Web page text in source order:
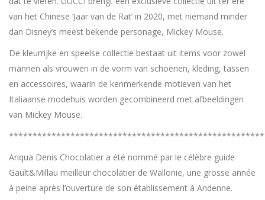
van het Chinese ‘Jaar van de Rat’ in 2020, met niemand minder
dan Disney’s meest bekende personage, Mickey Mouse.
De kleurrijke en speelse collectie bestaat uit items voor zowel
mannen als vrouwen in de vorm van schoenen, kleding, tassen
en accessoires, waarin de kenmerkende motieven van het
Italiaanse modehuis worden gecombineerd met afbeeldingen
van Mickey Mouse.
Ariqua Denis Chocolatier a été nommé par le célèbre guide
Gault&Millau meilleur chocolatier de Wallonie, une grosse année
à peine après l’ouverture de son établissement à Andenne.